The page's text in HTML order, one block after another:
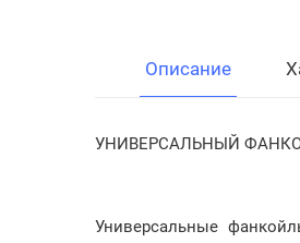
Описание
УНИВЕРСАЛЬНЫЙ
Универсальные